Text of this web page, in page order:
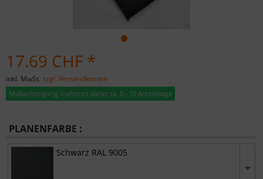
17.69 CHF *
inkl. MwSt. zzgl. Versandkosten
Maßanfertigung, Lieferzeit daher ca. 5 - 10 Arbeitstage
PLANENFARBE :
Schwarz RAL 9005